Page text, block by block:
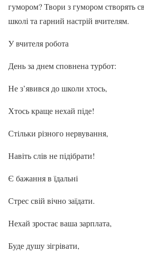
гумором? Твори з гумором створять
школі та гарний настрій вчителям.
У вчителя робота
День за днем сповнена турбот:
Не з’явився до школи хтось,
Хтось краще нехай піде!
Стільки різного нервування,
Навіть слів не підібрати!
Є бажання в їдальні
Стрес свій вічно заїдати.
Нехай зростає ваша зарплата,
Буде душу зігрівати,